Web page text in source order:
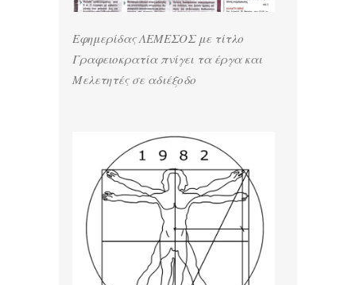
Εφημερίδας ΛΕΜΕΣΟΣ με τίτλο
Γραφειοκρατία πνίγει τα έργα και
Μελετητές σε αδιέξοδο